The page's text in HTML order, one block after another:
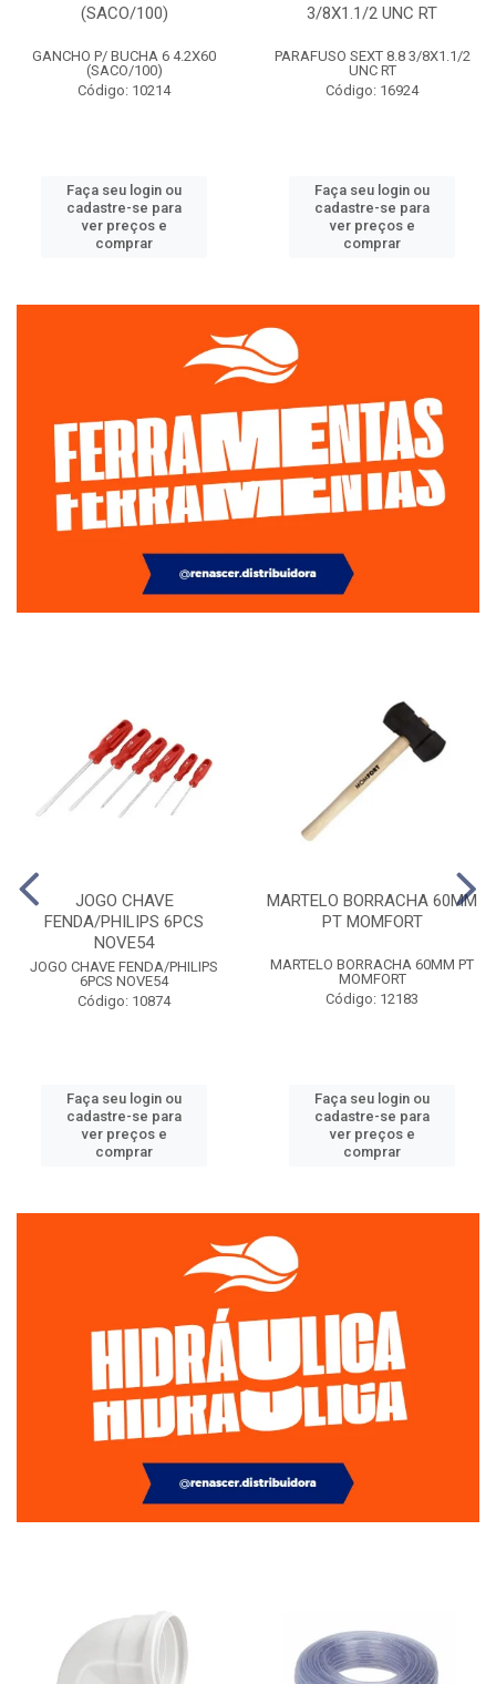
(SACO/100)
GANCHO P/ BUCHA 6 4.2X60
(SACO/100)
Código: 10214
Faça seu login ou
cadastre-se para
ver preços e
comprar
3/8X1.1/2 UNC RT
PARAFUSO SEXT 8.8 3/8X1.1/2
UNC RT
Código: 16924
Faça seu login ou
cadastre-se para
ver preços e
comprar
JOGO CHAVE
FENDA/PHILIPS 6PCS
NOVE54
JOGO CHAVE FENDA/PHILIPS
6PCS NOVE54
Código: 10874
Faça seu login ou
cadastre-se para
ver preços e
comprar
MARTELO BORRACHA 60MM
PT MOMFORT
MARTELO BORRACHA 60MM PT
MOMFORT
Código: 12183
Faça seu login ou
cadastre-se para
ver preços e
comprar